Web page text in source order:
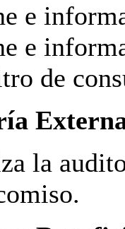
e
e
de
la